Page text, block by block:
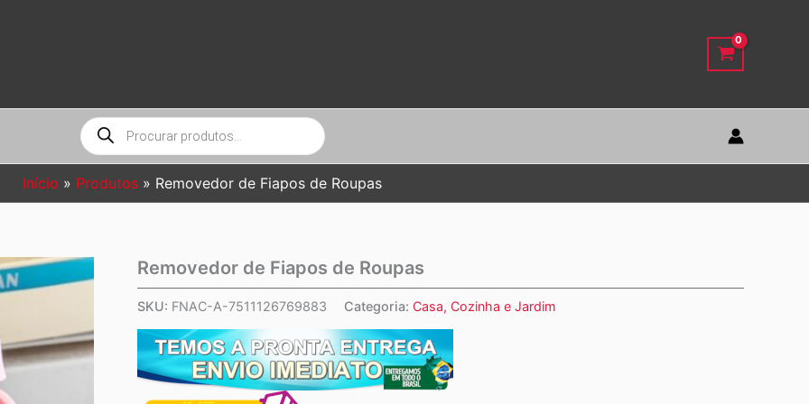
Pesquisar
produtos
Início Produtos Removedor de Fiapos de Roupas
Removedor de Fiapos de Roupas
SKU: FNAC-A-7511126769883 Categoria: Casa, Cozinha e Jardim